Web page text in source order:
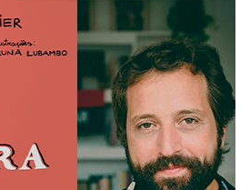
de cinema em
do Estudante. Quatro
ao longo do dia, com
16h e 18h. A entrada é gratuita
aberta ao público. A ação é